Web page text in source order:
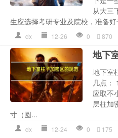
从大三
生应选择考研专业及院校，准备
dx 12-26 0 870
地下
地下室
几点：
应取不
层柱加
寸（圆...
dx 12-24 0 175